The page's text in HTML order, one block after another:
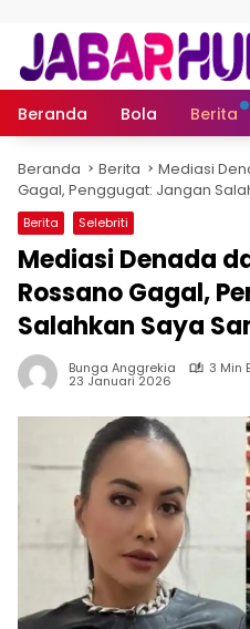
Beranda Bola Berita
Beranda Berita
Mediasi
Gagal, Penggugat: Jangan
Berita Selebriti
Mediasi Denada
Rossano Gagal,
Salahkan Saya
Bunga Anggrekia 3 Min
23 Januari 2026